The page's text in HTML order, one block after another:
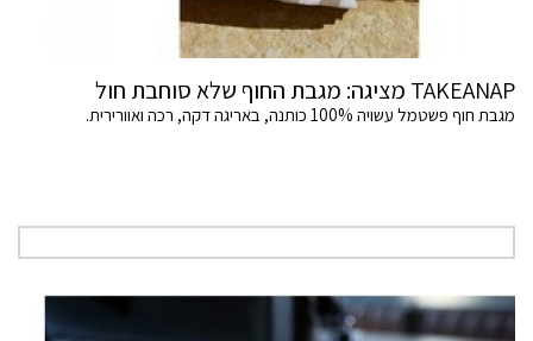
TAKEANAP מציגה: מגבת החוף שלא סוחבת חול
מגבת חוף פשטמל עשויה 100% כותנה, באריגה דקה, רכה ואוורירית.